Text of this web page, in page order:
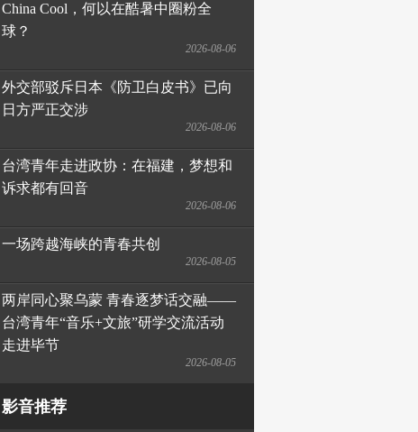
China Cool，何以在酷暑中圈粉全
球？
2026-08-06
外交部驳斥日本《防卫白皮书》已向
日方严正交涉
2026-08-06
台湾青年走进政协：在福建，梦想和
诉求都有回音
2026-08-06
一场跨越海峡的青春共创
2026-08-05
两岸同心聚乌蒙 青春逐梦话交融——
台湾青年“音乐+文旅”研学交流活动
走进毕节
2026-08-05
影音推荐